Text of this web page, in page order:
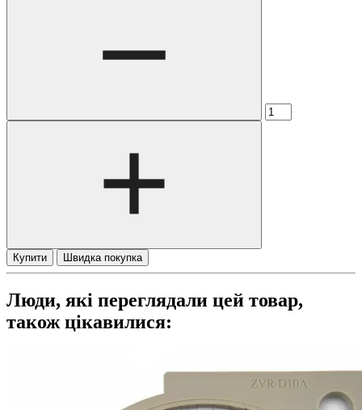
Купити Швидка покупка
Люди, які переглядали цей товар,
також цікавилися: